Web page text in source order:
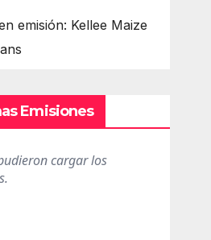
emisión: Kellee Maize
Emisiones